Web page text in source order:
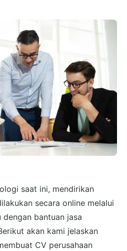
saat ini, mendirikan
secara online melalui
dengan bantuan jasa
akan kami jelaskan
CV perusahaan